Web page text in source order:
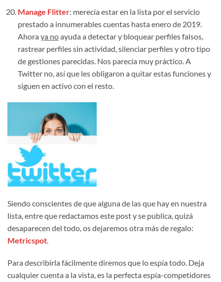
Manage Flitter: merecía estar en la lista por el servicio
prestado a innumerables cuentas hasta enero de 2019.
Ahora ya noayuda a detectar y bloquear perfiles falsos,
rastrear perfiles sin actividad, silenciar perfiles y otro tipo
de gestiones parecidas. Nos parecía muy práctico. A
Twitter no, así que les obligaron a quitar estas funciones y
siguen en activo con el resto.
Siendo conscientes de que alguna de las que hay en nuestra
lista, entre que redactamos este post y se publica, quizá
desaparecen del todo, os dejaremos otra más de regalo:
Metricspot
Para describirla fácilmente diremos que lo espía todo. Deja
cualquier cuenta a la vista, es la perfecta espía-competidores